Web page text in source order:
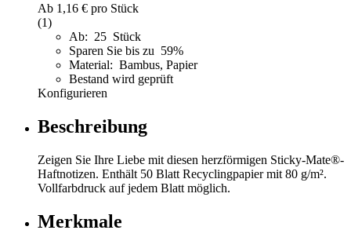
Ab 1,16 € pro Stück
(1)
Ab: 25 Stück
Sparen Sie bis zu 59%
Material: Bambus, Papier
Bestand wird geprüft
Konfigurieren
Beschreibung
Zeigen Sie Ihre Liebe mit diesen herzförmigen Sticky-Mate®-
Haftnotizen. Enthält 50 Blatt Recyclingpapier mit 80 g/m².
Vollfarbdruck auf jedem Blatt möglich.
Merkmale